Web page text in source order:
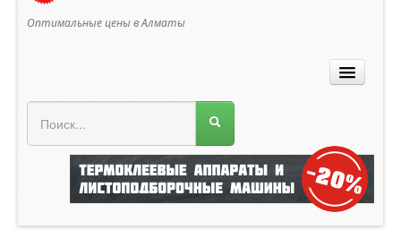
Оптимальные цены в Алматы